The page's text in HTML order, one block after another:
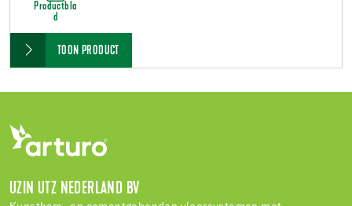
Productbla
d
TOON PRODUCT
UZIN UTZ NEDERLAND BV